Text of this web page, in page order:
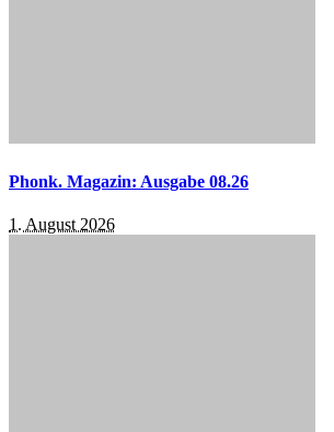
Phonk. Magazin: Ausgabe 08.26
1. August 2026